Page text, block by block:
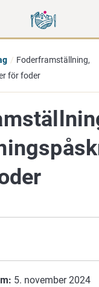
direkt
till
på
hela
Foderframställning,
för foder
5. november 2024